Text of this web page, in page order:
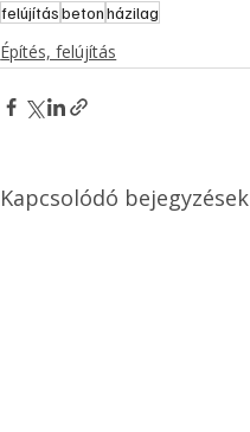
felújításbetonházilag
Építés, felújítás
Kapcsolódó bejegyzések